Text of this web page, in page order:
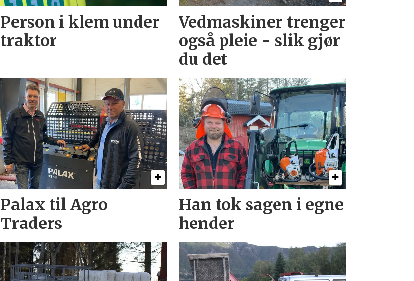
Person i klem under
traktor
Vedmaskiner trenger
også pleie - slik gjør
du det
Palax til Agro
Traders
Han tok sagen i egne
hender